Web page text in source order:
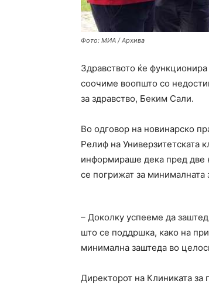
Фото: МИА / Архива
Здравството ќе
соочиме воопшто со
за здравство, Беким Сали.
Во одговор на новинарско
Релиф на Универзитетската
информираше дека пред две
се погрижат за минималната
– Доколку успееме да
што се поддршка, како на
минимална заштеда во
Директорот на Клиниката за